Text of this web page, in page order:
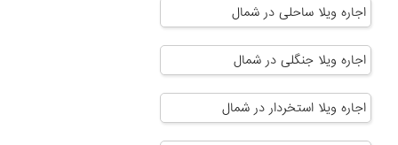
اجاره ویلا ساحلی در شمال
اجاره ویلا جنگلی در شمال
اجاره ویلا استخردار در شمال